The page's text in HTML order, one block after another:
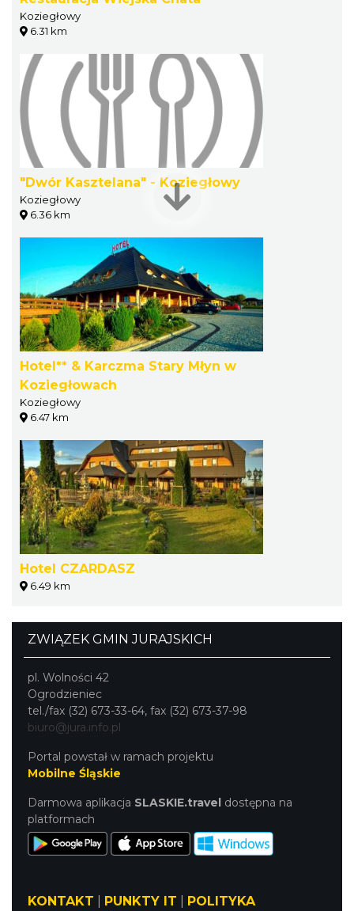
Koziegłowy
6.31 km
"Dwór Kasztelana" - Koziegłowy
Koziegłowy
6.36 km
Hotel** & Karczma Stary Młyn w
Koziegłowach
Koziegłowy
6.47 km
Hotel CZARDASZ
6.49 km
ZWIĄZEK GMIN JURAJSKICH
pl. Wolności 42
Ogrodzieniec
tel./fax (32) 673-33-64, fax (32) 673-37-98
biuro@jura.info.pl
Portal powstał w ramach projektu
Mobilne Śląskie
Darmowa aplikacja SLASKIE.travel dostępna na
platformach
KONTAKT PUNKTY IT
POLITYKA